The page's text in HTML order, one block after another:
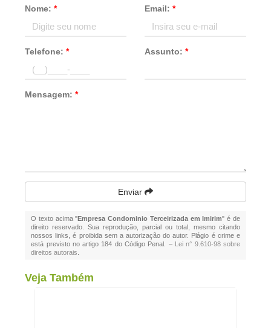
Nome:* Email: *
Telefone:* Assunto: *
Mensagem:*
Enviar
O texto acima "Empresa Condominio Terceirizada em Imirim" é de
direito reservado. Sua reprodução, parcial ou total, mesmo citando
nossos links, é proibida sem a autorização do autor. Plágio é crime e
está previsto no artigo 184 do Código Penal. – Lei n° 9.610-98 sobre
direitos autorais
Veja Também